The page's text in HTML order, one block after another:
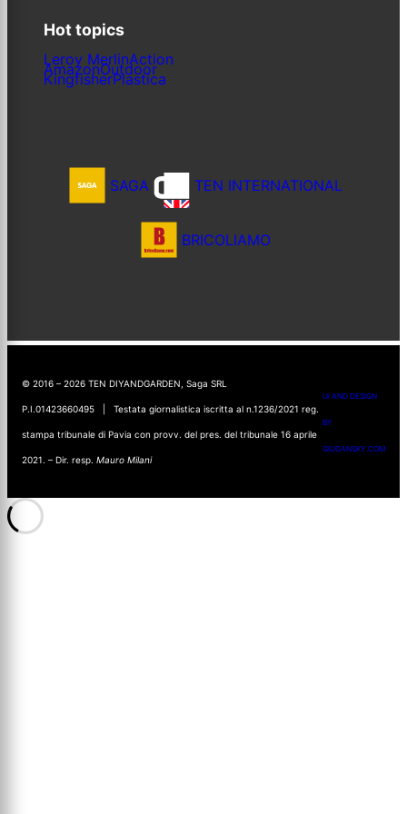
Hot topics
Leroy MerlinAction
AmazonOutdoor
KingfisherPlastica
SAGA TEN INTERNATIONAL
BRICOLIAMO
© 2016 – 2026 TEN DIYANDGARDEN, Saga SRL
P.I.01423660495 | Testata giornalistica iscritta al n.1236/2021 reg.
stampa tribunale di Pavia con provv. del pres. del tribunale 16 aprile
2021. – Dir. resp. Mauro Milani
UI AND DESIGN
BY
GIUDANSKY.COM